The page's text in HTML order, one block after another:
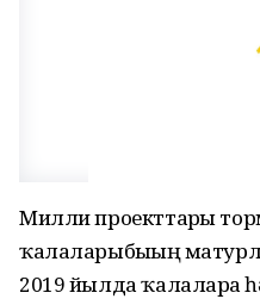
Милли проекттарҙы
ҡалаларыбыҙҙың
2019 йылда ҡалаларҙа